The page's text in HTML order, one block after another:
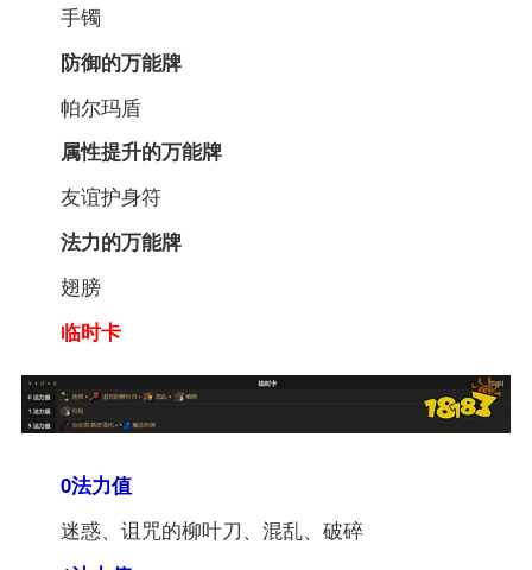
手镯
防御的万能牌
帕尔玛盾
属性提升的万能牌
友谊护身符
法力的万能牌
翅膀
临时卡
0法力值
迷惑、诅咒的柳叶刀、混乱、破碎